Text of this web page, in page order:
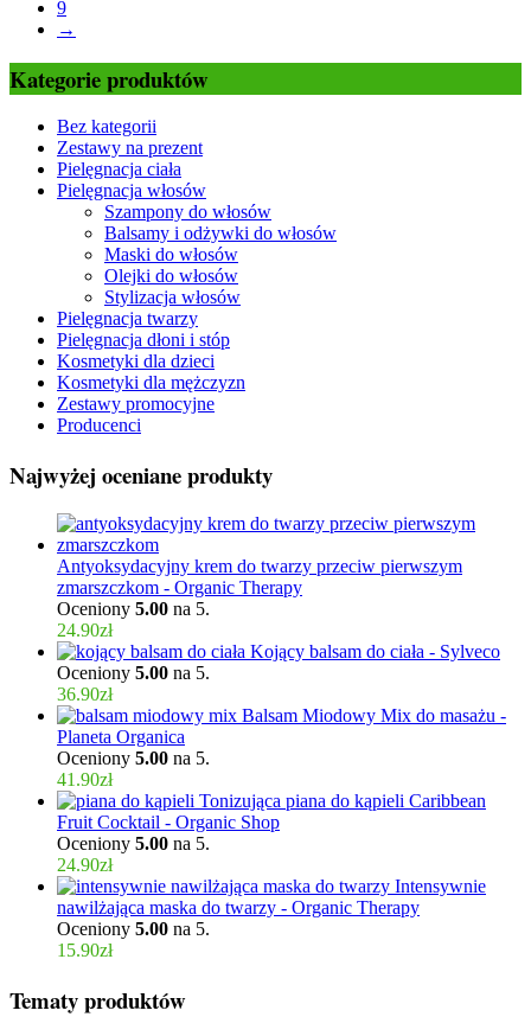
9
→
Kategorie produktów
Bez kategorii
Zestawy na prezent
Pielęgnacja ciała
Pielęgnacja włosów
Szampony do włosów
Balsamy i odżywki do włosów
Maski do włosów
Olejki do włosów
Stylizacja włosów
Pielęgnacja twarzy
Pielęgnacja dłoni i stóp
Kosmetyki dla dzieci
Kosmetyki dla mężczyzn
Zestawy promocyjne
Producenci
Najwyżej oceniane produkty
Antyoksydacyjny krem do twarzy przeciw pierwszym
zmarszczkom - Organic Therapy
Oceniony 5.00 na 5.
24.90zł
Kojący balsam do ciała - Sylveco
Oceniony 5.00 na 5.
36.90zł
Balsam Miodowy Mix do masażu -
Planeta Organica
Oceniony 5.00 na 5.
41.90zł
Tonizująca piana do kąpieli Caribbean
Fruit Cocktail - Organic Shop
Oceniony 5.00 na 5.
24.90zł
Intensywnie
nawilżająca maska do twarzy - Organic Therapy
Oceniony 5.00 na 5.
15.90zł
Tematy produktów